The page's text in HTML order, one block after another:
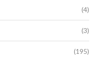
(4)
(3)
(195)